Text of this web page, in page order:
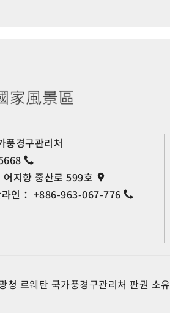
풍경구관리처
지향 중산로 599호
인： +886-963-067-776
르웨탄 국가풍경구관리처 판권 소유